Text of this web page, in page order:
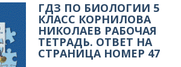
ГДЗ ПО БИОЛОГИИ 5
КЛАСС КОРНИЛОВА
НИКОЛАЕВ РАБОЧАЯ
ТЕТРАДЬ. ОТВЕТ НА
СТРАНИЦА НОМЕР 47